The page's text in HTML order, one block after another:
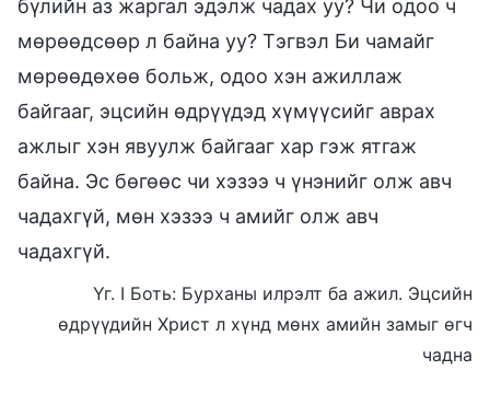
бүлийн аз жаргал эдэлж чадах уу? Чи одоо ч
мөрөөдсөөр л байна уу? Тэгвэл Би чамайг
мөрөөдөхөө больж, одоо хэн ажиллаж
байгааг, эцсийн өдрүүдэд хүмүүсийг аврах
ажлыг хэн явуулж байгааг хар гэж ятгаж
байна. Эс бөгөөс чи хэзээ ч үнэнийг олж авч
чадахгүй, мөн хэзээ ч амийг олж авч
чадахгүй.
Үг. I Боть: Бурханы илрэлт ба ажил. Эцсийн
өдрүүдийн Христ л хүнд мөнх амийн замыг өгч
чадна